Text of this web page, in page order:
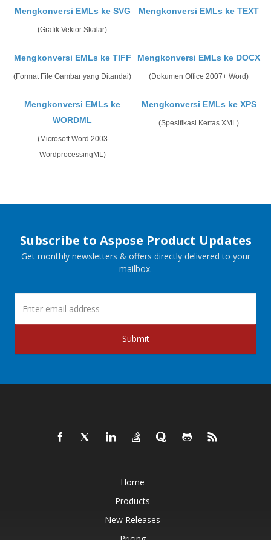
Mengkonversi EMLs ke SVG
(Grafik Vektor Skalar)
Mengkonversi EMLs ke TEXT
Mengkonversi EMLs ke TIFF
(Format File Gambar yang Ditandai)
Mengkonversi EMLs ke DOCX
(Dokumen Office 2007+ Word)
Mengkonversi EMLs ke
WORDML
(Microsoft Word 2003
WordprocessingML)
Mengkonversi EMLs ke XPS
(Spesifikasi Kertas XML)
Subscribe to Aspose Product Updates
Get monthly newsletters & offers directly delivered to your
mailbox.
Submit
Home
Products
New Releases